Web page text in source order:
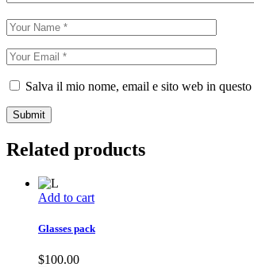
Salva il mio nome, email e sito web in
Submit
Related products
Add to cart
Glasses pack
$100.00